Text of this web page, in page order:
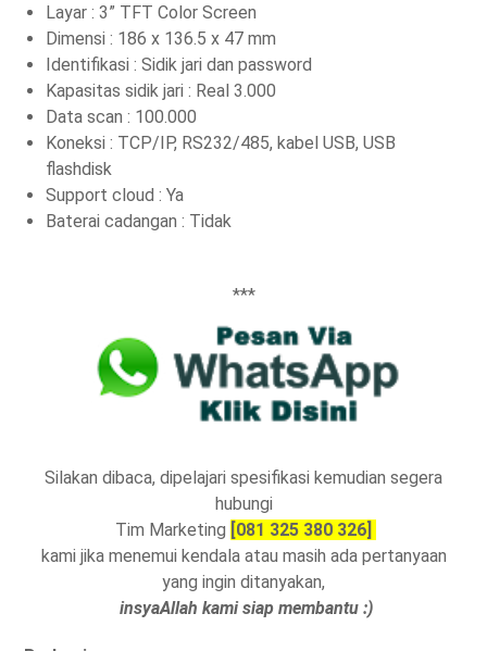
Layar : 3” TFT Color Screen
Dimensi : 186 x 136.5 x 47 mm
Identifikasi : Sidik jari dan password
Kapasitas sidik jari : Real 3.000
Data scan : 100.000
Koneksi : TCP/IP, RS232/485, kabel USB, USB
flashdisk
Support cloud : Ya
Baterai cadangan : Tidak
***
Silakan dibaca, dipelajari spesifikasi kemudian segera
hubungi
Tim Marketing [081 325 380 326]
kami jika menemui kendala atau masih ada pertanyaan
yang ingin ditanyakan,
insyaAllah kami siap membantu :)